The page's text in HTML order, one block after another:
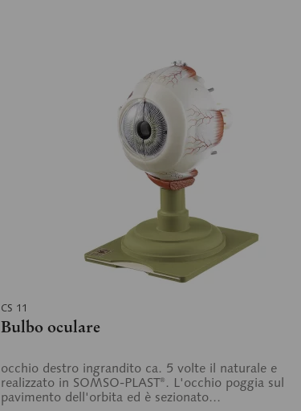
CS 11
Bulbo oculare
occhio destro ingrandito ca. 5 volte il naturale e
realizzato in SOMSO-PLAST®. L'occhio poggia sul
pavimento dell'orbita ed è sezionato...